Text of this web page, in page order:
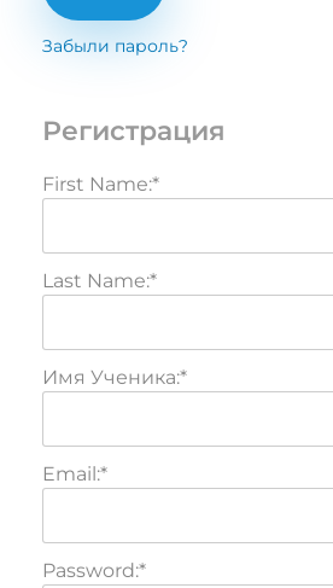
Забыли пароль?
Регистрация
First Name:*
Last Name:*
Имя Ученика:*
Email:*
Password:*